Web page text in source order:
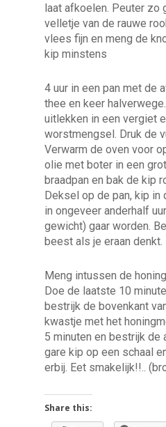
laat afkoelen. Peuter zo
velletje van de rauwe
vlees fijn en meng de
kip minstens
4 uur in een pan met de
thee en keer
uitlekken in een vergiet
worstmengsel. Druk de
Verwarm de oven voor
olie met boter in een
braadpan en bak de kip
Deksel op de pan, kip in
in ongeveer anderhalf
gewicht) gaar worden.
beest als je eraan denkt.
Meng intussen de
Doe de laatste 10
bestrijk de bovenkant
kwastje met het
5 minuten en bestrijk de
gare kip op een schaal
erbij. Eet smakelijk!!..
Share this: